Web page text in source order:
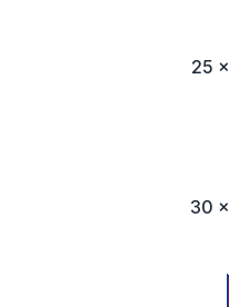
25
30